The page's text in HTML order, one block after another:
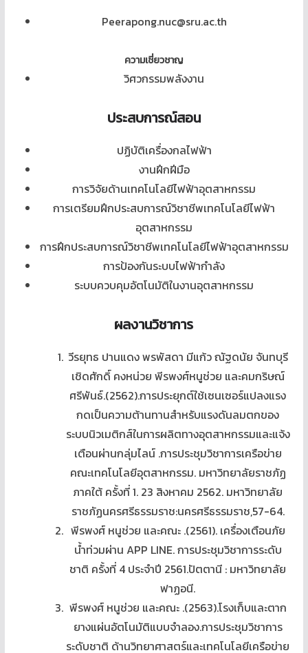
Peerapong.nuc@sru.ac.th
ความเชี่ยวชาญ
วิศวกรรมพลังงาน
ประสบการณ์สอน
ปฏิบัติเครื่องกลไฟฟ้า
งานฝึกฝีมือ
การวิจัยด้านเทคโนโลยีไฟฟ้าอุตสาหกรรม
การเตรียมฝึกประสบการณ์วิชาชีพเทคโนโลยีไฟฟ้า
อุตสาหกรรม
การฝึกประสบการณ์วิชาชีพเทคโนโลยีไฟฟ้าอุตสาหกรรม
การป้องกันระบบไฟฟ้ากำลัง
ระบบควบคุมอัตโนมัติในงานอุตสาหกรรม
ผลงานวิชาการ
วีรยุทธ ปานแดง พรพัสดา มีแก้ว ณัฐดนัย จันทบุรี
เชิดศักดิ์ คงหน่วย พีรพงศ์หนูช่วย และคมกริษณ์
ศรีพันธ์.(2562).การประยุกต์ใช้เซนเซอร์แปลงแรง
กดเป็นความต้านทานสำหรับแรงดันลมตกของ
ระบบนิวเมติกส์ในการผลิตทางอุตสาหกรรมและแจ้ง
เตือนผ่านกลุ่มไลน์ .การประชุมวิชาการเครือข่าย
คณะเทคโนโลยีอุตสาหกรรม. มหาวิทยาลัยราชภัฏ
ภาคใต้ ครั้งที่ 1. 23 สิงหาคม 2562. มหาวิทยาลัย
ราชภัฏนครศรีธรรมราช:นครศรีธรรมราช,57-64.
พีรพงศ์ หนูช่วย และคณะ .(2561). เครื่องเตือนภัย
น้ำท่วมผ่าน APP LINE. การประชุมวิชาการระดับ
ชาติ ครั้งที่ 4 ประจำปี 2561.ปัตตานี : มหาวิทยาลัย
ฟาฏอนี.
พีรพงศ์ หนูช่วย และคณะ .(2563).โรงเก็บและตาก
ยางแผ่นอัตโนมัติแบบจำลอง.การประชุมวิชาการ
ระดับชาติ ด้านวิทยาศาสตร์และเทคโนโลยีเครือข่าย